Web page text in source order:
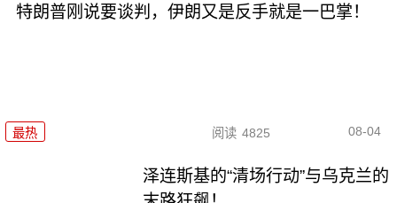
特朗普刚说要谈判，伊朗又是反手就是一巴掌！
最热 阅读 4825 08-04
泽连斯基的“清场行动”与乌克兰的